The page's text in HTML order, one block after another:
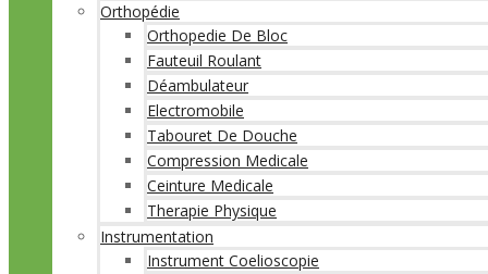
Orthopédie
Orthopedie De Bloc
Fauteuil Roulant
Déambulateur
Electromobile
Tabouret De Douche
Compression Medicale
Ceinture Medicale
Therapie Physique
Instrumentation
Instrument Coelioscopie